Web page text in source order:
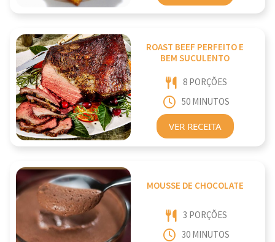
ROAST BEEF PERFEITO E
BEM SUCULENTO
8 PORÇÕES
50 MINUTOS
VER RECEITA
MOUSSE DE CHOCOLATE
3 PORÇÕES
30 MINUTOS